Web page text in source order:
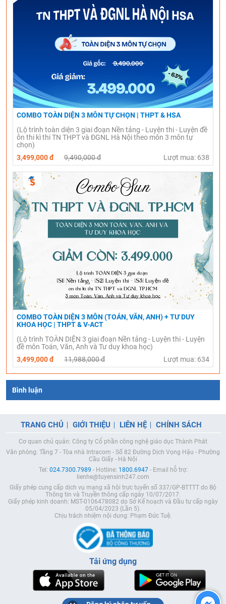
COMBO TOÀN DIỆN 3 MÔN TỰ CHỌN | THPT & HSA
(Lộ trình toàn diện 3 giai đoạn Nền tảng - Luyện thi - Luyện đề
ôn thi kì thi TN THPT và ĐGNL Hà Nội theo môn 3 môn tự
chọn)
3,499,000 đ
9,490,000 đ Lượt mua: 638
COMBO TOÀN DIỆN 3 MÔN (TOÁN, VĂN, ANH) + TƯ DUY
KHOA HỌC | THPT & V-ACT
(Lộ trình TOÀN DIỆN 3 giai đoạn Nền tảng - Luyện thi - Luyện
đề môn Toán, Văn, Anh và Tư duy khoa học)
3,499,000 đ
11,988,000 đ Lượt mua: 634
Bình luận
TRANG CHỦ GIỚI THIỆU LIÊN HỆ CHÍNH SÁCH
Cơ quan chủ quản: Công ty Cổ phần công nghệ giáo dục Thành Phát
Văn phòng: Tầng 7 - Tòa nhà Intracom - Số 82 Đường Dịch Vọng Hậu - Phường
Cầu Giấy - Hà Nội
Tel: 024.7300.7989 - Hotline: 1800.6947- Email hỗ trợ:
lienhe@tuyensinh247.com
Giấy phép cung cấp dịch vụ mạng xã hội trực tuyến số 337/GP-BTTTT do Bộ
Thông tin và Truyền thông cấp ngày 10/07/2017.
Giấy phép kinh doanh: MST-0106478082 do Sở Kế hoạch và Đầu tư cấp ngày
05/04/2023 (Lần 5).
Chịu trách nhiệm nội dung: Phạm Đức Tuệ.
Tải ứng dụng